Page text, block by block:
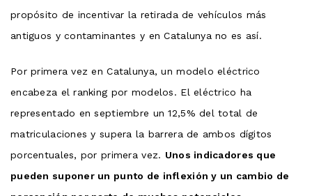
propósito de incentivar la retirada de vehículos más
antiguos y contaminantes y en Catalunya no es así.
Por primera vez en Catalunya, un modelo eléctrico
encabeza el ranking por modelos. El eléctrico ha
representado en septiembre un 12,5% del total de
matriculaciones y supera la barrera de ambos dígitos
porcentuales, por primera vez. Unos indicadores que
pueden suponer un punto de inflexión y un cambio de